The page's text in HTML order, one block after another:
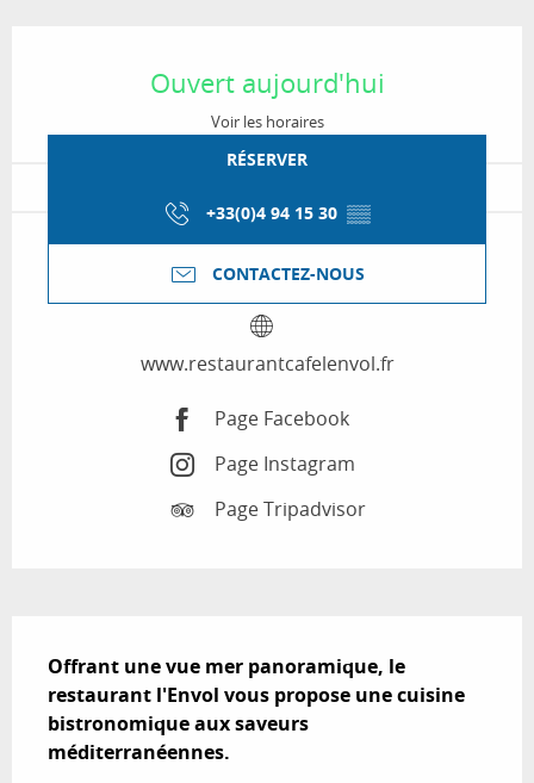
Ouvert aujourd'hui
Voir les horaires
RÉSERVER
+33(0)4 94 15 30 ▒▒
CONTACTEZ-NOUS
www.restaurantcafelenvol.fr
Page Facebook
Page Instagram
Page Tripadvisor
Offrant une vue mer panoramique, le
restaurant l'Envol vous propose une cuisine
bistronomique aux saveurs
méditerranéennes.